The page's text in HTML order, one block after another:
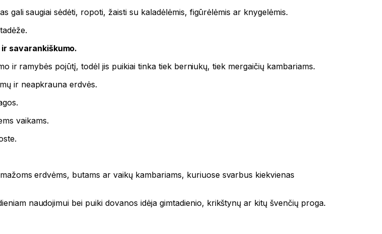
gali saugiai sėdėti, ropoti, žaisti su kaladėlėmis, figūrėlėmis ar knygelėmis.
savarankiškumo.
ir ramybės pojūtį, todėl jis puikiai tinka tiek berniukų, tiek mergaičių kambariams.
ir neapkrauna erdvės.
vaikams.
erdvėms, butams ar vaikų kambariams, kuriuose svarbus kiekvienas
naudojimui bei puiki dovanos idėja gimtadienio, krikštynų ar kitų švenčių proga.